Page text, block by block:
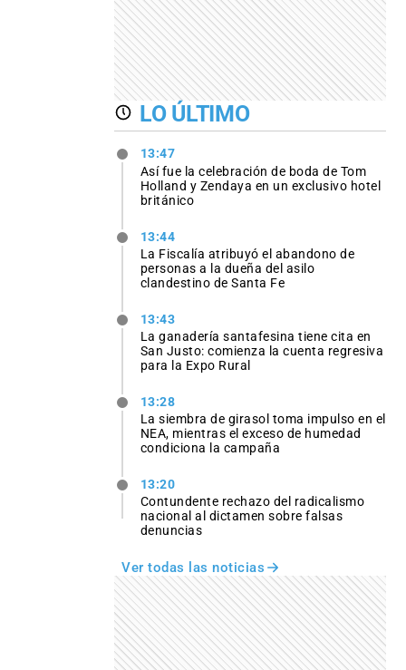
LO ÚLTIMO
13:47
Así fue la celebración de boda de Tom
Holland y Zendaya en un exclusivo hotel
británico
13:44
La Fiscalía atribuyó el abandono de
personas a la dueña del asilo
clandestino de Santa Fe
13:43
La ganadería santafesina tiene cita en
San Justo: comienza la cuenta regresiva
para la Expo Rural
13:28
La siembra de girasol toma impulso en el
NEA, mientras el exceso de humedad
condiciona la campaña
13:20
Contundente rechazo del radicalismo
nacional al dictamen sobre falsas
denuncias
Ver todas las noticias